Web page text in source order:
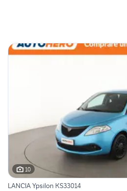
10
LANCIA Ypsilon KS33014